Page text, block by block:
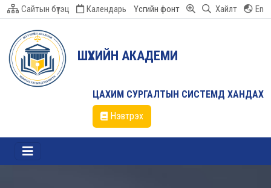
Сайтын бүтэц Календарь Үсгийн фонт Хайлт En
ШҮҮХИЙН АКАДЕМИ
ЦАХИМ СУРГАЛТЫН СИСТЕМД ХАНДАХ
Нэвтрэх